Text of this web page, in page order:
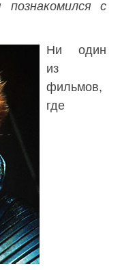
познакомился с
Ни один
из
фильмов,
где